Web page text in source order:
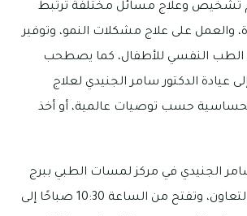
تشخيص وعلاج مسائل مختلفة ترتبط
والعمل على علاج مشكلات النمو، وتوفير
النفسي للأطفال، كما يصطحب
عيادة الدكتور سامر الجنيدي لعلاج
حسب توصيات عالمية، أو أخذ
الجنيدي في مركز لمسات الطبي ببرج
الشام في منطقة التعاون، وتفتح من الساعة 10:30 صباحًا إلى